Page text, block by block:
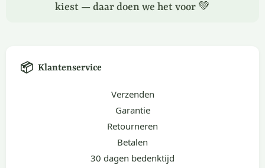
kiest — daar doen we het voor 💚
📦 Klantenservice
Verzenden
Garantie
Retourneren
Betalen
30 dagen bedenktijd